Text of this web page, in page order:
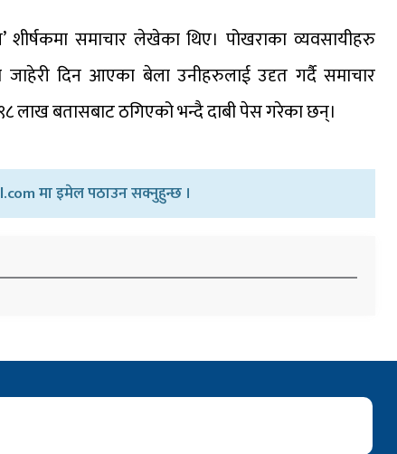
समाचार लेखेका थिए। पोखराका व्यवसायीहरु
जाहेरी दिन आएका बेला उनीहरुलाई उदृत गर्दै समाचार
लाख बतासबाट ठगिएको भन्दै दाबी पेस गरेका छन्।
मा इमेल पठाउन सक्नुहुन्छ ।